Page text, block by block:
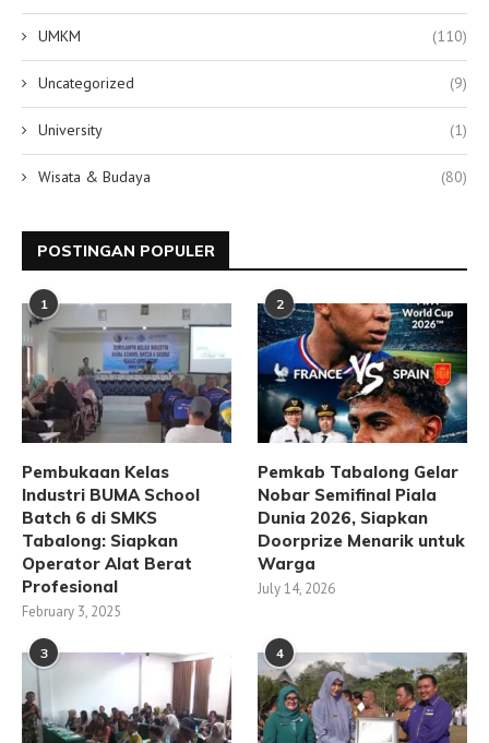
UMKM (110)
Uncategorized (9)
University (1)
Wisata & Budaya (80)
POSTINGAN POPULER
1
Pembukaan Kelas
Industri BUMA School
Batch 6 di SMKS
Tabalong: Siapkan
Operator Alat Berat
Profesional
February 3, 2025
2
Pemkab Tabalong Gelar
Nobar Semifinal Piala
Dunia 2026, Siapkan
Doorprize Menarik untuk
Warga
July 14, 2026
3 4